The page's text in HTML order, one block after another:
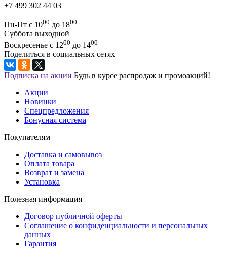
+7 499 302 44 03
Пн-Пт с 1000 до 1800
Суббота выходной
Воскресенье с 1200 до 1400
Поделиться в социальных сетях
Подписка на акции Будь в курсе распродаж и промоакций!
Акции
Новинки
Спецпредложения
Бонусная система
Покупателям
Доставка и самовывоз
Оплата товара
Возврат и замена
Установка
Полезная информация
Договор публичной оферты
Соглашение о конфиденциальности и персональных
данных
Гарантия